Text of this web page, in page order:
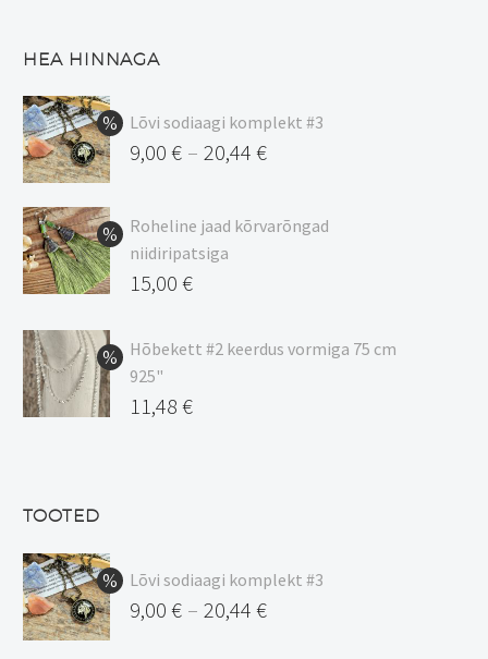
HEA HINNAGA
Lõvi sodiaagi komplekt #3
9,00 € – 20,44 €
9,00 €
kuni
20,44 €
Roheline jaad kõrvarõngad
niidiripatsiga
Algne
oli:
17,00 €.
15,00 €
hind
on:
15,00 €.
Hõbekett #2 keerdus vormiga 75 cm
925"
Algne
11,48 €
TOOTED
Lõvi sodiaagi komplekt #3
9,00 € – 20,44 €